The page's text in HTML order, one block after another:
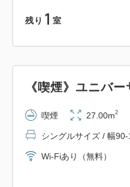
残り 1 室
《喫煙》ユニバ
喫煙 27.00m2
シングルサイズ / 幅
Wi-Fiあり（無料）